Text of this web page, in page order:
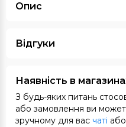
Опис
Відгуки
Наявність в
З будь-яких питань
або замовлення ви
зручному для вас чаті